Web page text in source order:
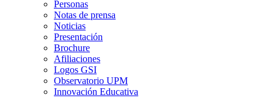
Personas
Notas de prensa
Noticias
Presentación
Brochure
Afiliaciones
Logos GSI
Observatorio UPM
Innovación Educativa